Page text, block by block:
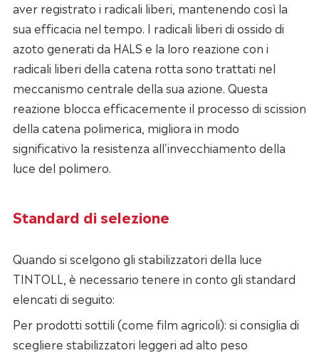
aver registrato i radicali liberi, mantenendo così la
sua efficacia nel tempo. I radicali liberi di ossido di
azoto generati da HALS e la loro reazione con i
radicali liberi della catena rotta sono trattati nel
meccanismo centrale della sua azione. Questa
reazione blocca efficacemente il processo di scission
della catena polimerica, migliora in modo
significativo la resistenza all'invecchiamento della
luce del polimero.
Standard di selezione
Quando si scelgono gli stabilizzatori della luce
TINTOLL, è necessario tenere in conto gli standard
elencati di seguito:
Per prodotti sottili (come film agricoli): si consiglia di
scegliere stabilizzatori leggeri ad alto peso